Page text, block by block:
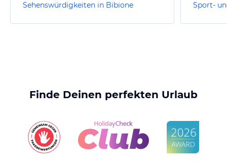
Sehenswürdigkeiten in Bibione Sport-
Finde Deinen perfekten Urlaub